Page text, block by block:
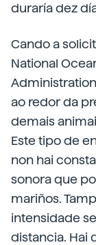
duraría dez
Cando a
National
ao redor da
demais
Este tipo de
non hai
sonora que
mariños.
intensidade
distancia. Hai